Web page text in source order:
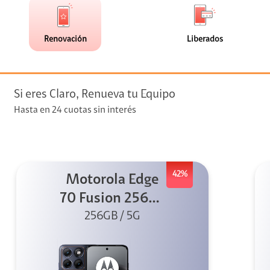
+ Telefonía
streaming
de
faceta
Renovación
(113)
faceta
Liberados
Si eres Claro, Renueva tu Equipo
Hasta en 24 cuotas sin interés
42%
Motorola Edge
70 Fusion 256GB
Azul
256GB / 5G